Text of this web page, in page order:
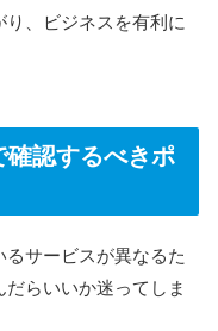
】
あり
り、ビジネスを有利に
認するべきポ
サービスが異なるた
らいいか迷ってしま